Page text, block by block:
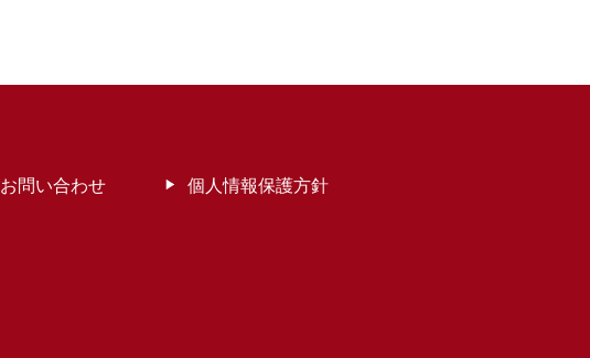
お問い合わせ 個人情報保護方針